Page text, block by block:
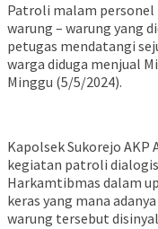
Patroli malam personel
warung – warung yang
petugas mendatangi
warga diduga menjual
Minggu (5/5/2024).
Kapolsek Sukorejo AKP
kegiatan patroli
Harkamtibmas dalam
keras yang mana
warung tersebut